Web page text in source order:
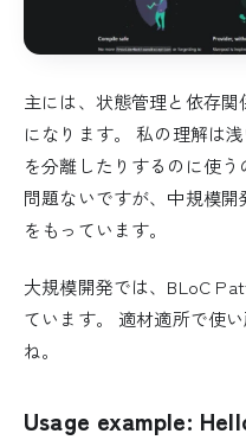
主には、状態管理と依存関
になります。 私の理解は
を分離したりするのに使
問題ないですが、中規模
をもっています。
大規模開発では、BLoC
ています。 適材適所で使
ね。
Usage example: